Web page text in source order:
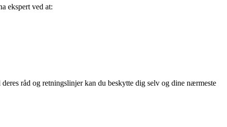
ekspert ved at:
råd og retningslinjer kan du beskytte dig selv og dine nærmeste